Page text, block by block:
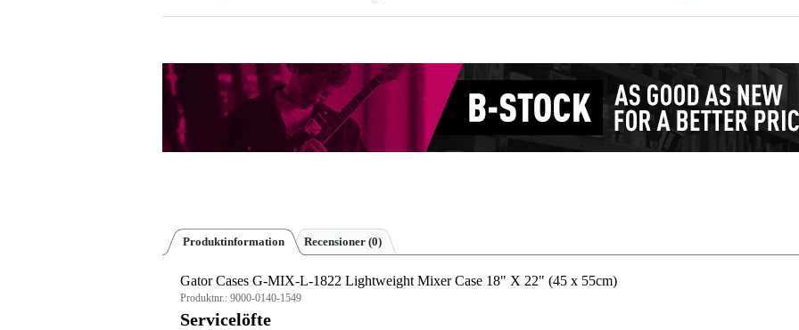
Produktinformation Recensioner (0)
Gator Cases G-MIX-L-1822 Lightweight Mixer Case 18" X 22" (45 x 55cm)
Produktnr.: 9000-0140-1549
Servicelöfte